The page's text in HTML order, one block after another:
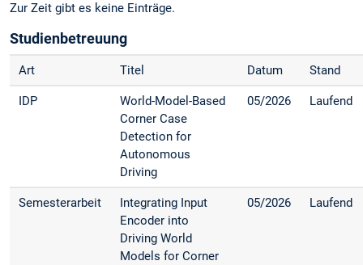
Zur Zeit gibt es keine Einträge.
Studienbetreuung
Art Titel Datum Stand
IDP
World-Model-Based
Corner Case
Detection for
Autonomous
Driving
05/2026 Laufend
Semesterarbeit
Integrating Input
Encoder into
Driving World
Models for Corner
05/2026 Laufend